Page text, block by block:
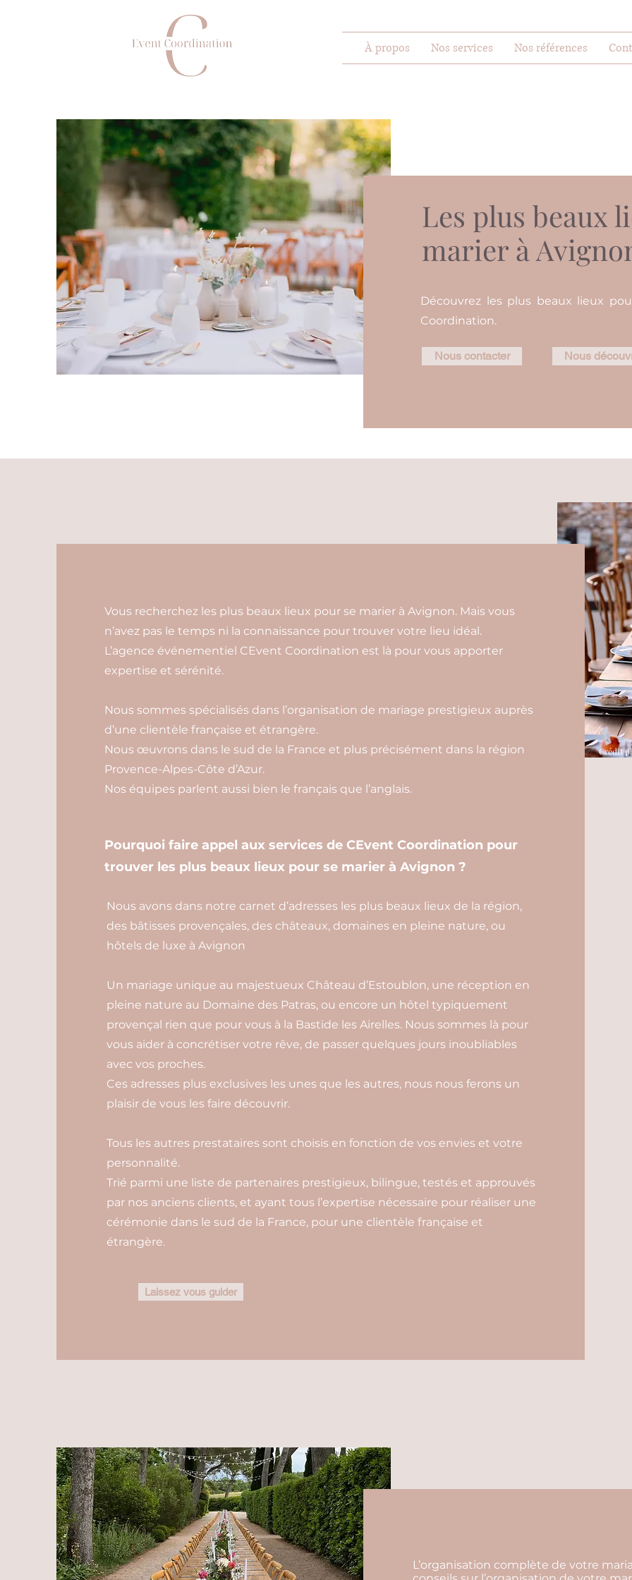
À propos Nos services Nos références
Les plus beaux
marier à
Découvrez les plus beaux lieux
Coordination.
Nous contacter Nous
Vous recherchez les plus beaux lieux pour se marier à Avignon. Mais vous
n’avez pas le temps ni la connaissance pour trouver votre lieu idéal.
L’agence événementiel CEvent Coordination est là pour vous apporter
expertise et sérénité.
Nous sommes spécialisés dans l’organisation de mariage prestigieux auprès
d’une clientèle française et étrangère.
Nous œuvrons dans le sud de la France et plus précisément dans la région
Provence-Alpes-Côte d’Azur.
Nos équipes parlent aussi bien le français que l’anglais.
Pourquoi faire appel aux services de CEvent Coordination pour
trouver les plus beaux lieux pour se marier à Avignon ?
Nous avons dans notre carnet d’adresses les plus beaux lieux de la région,
des bâtisses provençales, des châteaux, domaines en pleine nature, ou
hôtels de luxe à Avignon
Un mariage unique au majestueux Château d’Estoublon, une réception en
pleine nature au Domaine des Patras, ou encore un hôtel typiquement
provençal rien que pour vous à la Bastide les Airelles. Nous sommes là pour
vous aider à concrétiser votre rêve, de passer quelques jours inoubliables
avec vos proches.
Ces adresses plus exclusives les unes que les autres, nous nous ferons un
plaisir de vous les faire découvrir.
Tous les autres prestataires sont choisis en fonction de vos envies et votre
personnalité.
Trié parmi une liste de partenaires prestigieux, bilingue, testés et approuvés
par nos anciens clients, et ayant tous l’expertise nécessaire pour réaliser une
cérémonie dans le sud de la France, pour une clientèle française et
étrangère.
Laissez vous guider
Crédit
L’organisation complète de votre